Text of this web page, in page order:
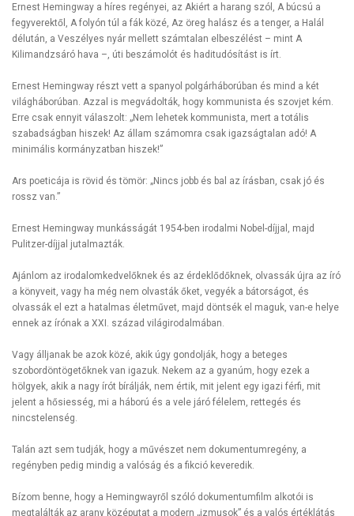
Ernest Hemingway a híres regényei, az Akiért a harang szól, A búcsú a
fegyverektől, A folyón túl a fák közé, Az öreg halász és a tenger, a Halál
délután, a Veszélyes nyár mellett számtalan elbeszélést – mint A
Kilimandzsáró hava –, úti beszámolót és haditudósítást is írt.
Ernest Hemingway részt vett a spanyol polgárháborúban és mind a két
világháborúban. Azzal is megvádolták, hogy kommunista és szovjet kém.
Erre csak ennyit válaszolt: „Nem lehetek kommunista, mert a totális
szabadságban hiszek! Az állam számomra csak igazságtalan adó! A
minimális kormányzatban hiszek!”
Ars poeticája is rövid és tömör: „Nincs jobb és bal az írásban, csak jó és
rossz van.”
Ernest Hemingway munkásságát 1954-ben irodalmi Nobel-díjjal, majd
Pulitzer-díjjal jutalmazták.
Ajánlom az irodalomkedvelőknek és az érdeklődőknek, olvassák újra az író
a könyveit, vagy ha még nem olvasták őket, vegyék a bátorságot, és
olvassák el ezt a hatalmas életművet, majd döntsék el maguk, van-e helye
ennek az írónak a XXI. század világirodalmában.
Vagy álljanak be azok közé, akik úgy gondolják, hogy a beteges
szobordöntögetőknek van igazuk. Nekem az a gyanúm, hogy ezek a
hölgyek, akik a nagy írót bírálják, nem értik, mit jelent egy igazi férfi, mit
jelent a hősiesség, mi a háború és a vele járó félelem, rettegés és
nincstelenség.
Talán azt sem tudják, hogy a művészet nem dokumentumregény, a
regényben pedig mindig a valóság és a fikció keveredik.
Bízom benne, hogy a Hemingwayről szóló dokumentumfilm alkotói is
megtalálták az arany középutat a modern „izmusok” és a valós értéklátás